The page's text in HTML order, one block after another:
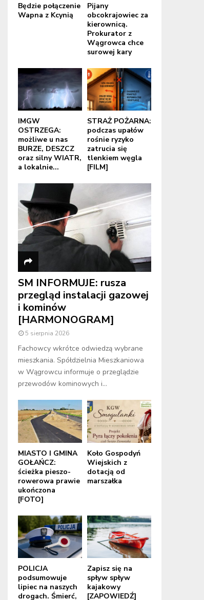
Będzie połączenie
Wapna z Kcynią
Pijany
obcokrajowiec za
kierownicą.
Prokurator z
Wągrowca chce
surowej kary
IMGW
OSTRZEGA:
możliwe u nas
BURZE, DESZCZ
oraz silny WIATR,
a lokalnie...
STRAŻ POŻARNA:
podczas upałów
rośnie ryzyko
zatrucia się
tlenkiem węgla
[FILM]
SM INFORMUJE: rusza
przegląd instalacji gazowej
i kominów
[HARMONOGRAM]
5 sierpnia 2026
Fachowcy wkrótce odwiedzą wybrane
mieszkania. Spółdzielnia Mieszkaniowa
w Wągrowcu informuje o przeglądzie
przewodów kominowych i...
MIASTO I GMINA
GOŁAŃCZ:
ścieżka pieszo-
rowerowa prawie
ukończona
[FOTO]
Koło Gospodyń
Wiejskich z
dotacją od
marszałka
POLICJA
podsumowuje
lipiec na naszych
drogach. Śmierć,
Zapisz się na
spływ spływ
kajakowy
[ZAPOWIEDŹ]